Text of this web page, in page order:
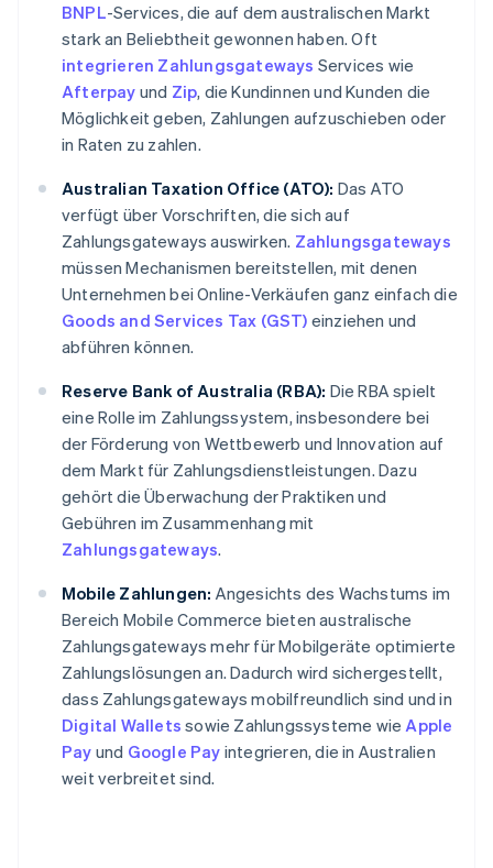
BNPL-Services, die auf dem australischen Markt
stark an Beliebtheit gewonnen haben. Oft
integrieren Zahlungsgateways Services wie
Afterpay und Zip, die Kundinnen und Kunden die
Möglichkeit geben, Zahlungen aufzuschieben oder
in Raten zu zahlen.
Australian Taxation Office (ATO): Das ATO
verfügt über Vorschriften, die sich auf
Zahlungsgateways auswirken. Zahlungsgateways
müssen Mechanismen bereitstellen, mit denen
Unternehmen bei Online-Verkäufen ganz einfach die
Goods and Services Tax (GST) einziehen und
abführen können.
Reserve Bank of Australia (RBA): Die RBA spielt
eine Rolle im Zahlungssystem, insbesondere bei
der Förderung von Wettbewerb und Innovation auf
dem Markt für Zahlungsdienstleistungen. Dazu
gehört die Überwachung der Praktiken und
Gebühren im Zusammenhang mit
Zahlungsgateways.
Mobile Zahlungen: Angesichts des Wachstums im
Bereich Mobile Commerce bieten australische
Zahlungsgateways mehr für Mobilgeräte optimierte
Zahlungslösungen an. Dadurch wird sichergestellt,
dass Zahlungsgateways mobilfreundlich sind und in
Digital Wallets sowie Zahlungssysteme wieApple
Pay und Google Pay integrieren, die in Australien
weit verbreitet sind.